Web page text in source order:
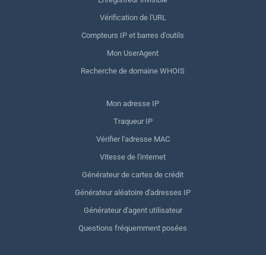
Vérification de l'URL
Compteurs IP et barres d'outils
Mon UserAgent
Recherche de domaine WHOIS
Mon adresse IP
Traqueur IP
Vérifier l'adresse MAC
Vitesse de l'internet
Générateur de cartes de crédit
Générateur aléatoire d'adresses IP
Générateur d'agent utilisateur
Questions fréquemment posées